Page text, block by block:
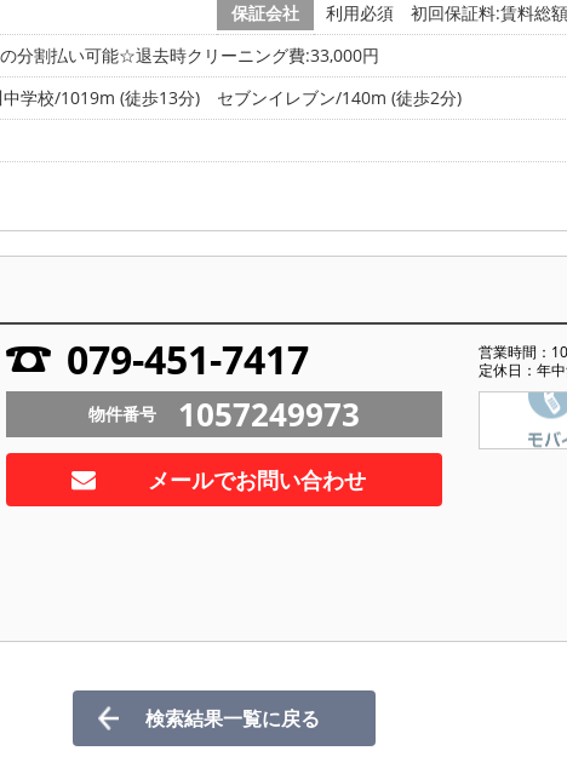
保証会社
利用必須 初回保証料:賃料総
分割払い可能☆退去時クリーニング費:33,000円
学校/1019m (徒歩13分)
セブンイレブン/140m (徒歩2分)
079-451-7417
営業時間：
定休日：年
物件番号 1057249973
メールでお問い合わせ
検索結果一覧に戻る